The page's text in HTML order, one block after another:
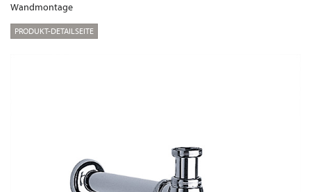
Wandmontage
PRODUKT-DETAILSEITE